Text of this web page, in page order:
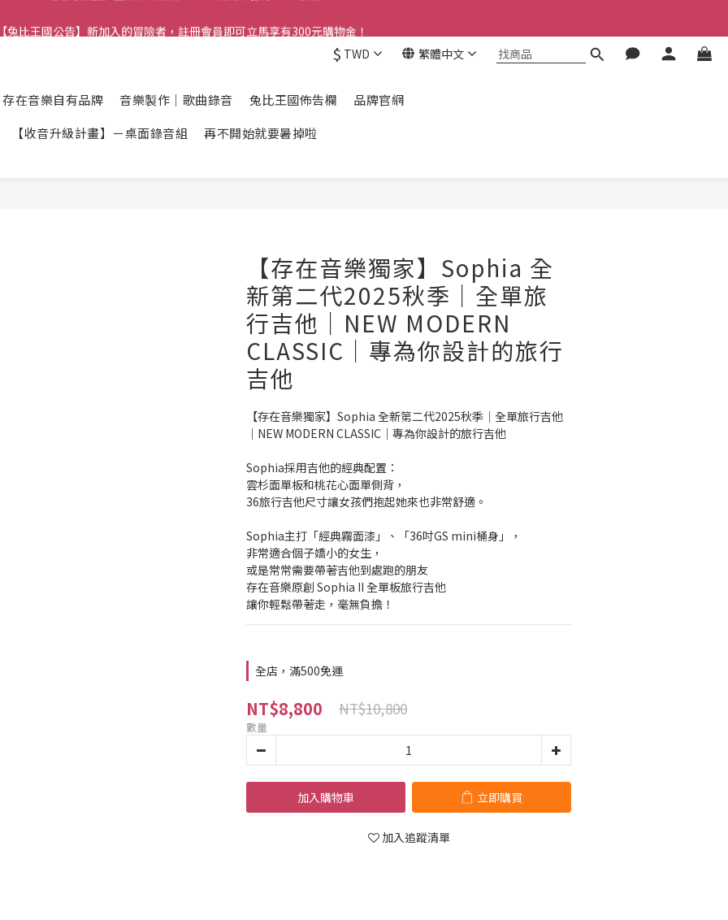
兔比王國公告】新加入的冒險者，註冊會員即可立馬享有300元購物金！
$ TWD 繁體中文
在音樂自有品牌 音樂製作｜歌曲錄音 兔比王國佈告欄
品牌官網
【收音升級計畫】－桌面錄音組
再不開始就要暑掉啦
【存在音樂獨家】Sophia 全
新第二代2025秋季｜全單旅
行吉他｜NEW MODERN
CLASSIC｜專為你設計的旅行
吉他
【存在音樂獨家】Sophia 全新第二代2025秋季｜全單旅行吉他
｜NEW MODERN CLASSIC｜專為你設計的旅行吉他
Sophia採用吉他的經典配置：
雲杉面單板和桃花心面單側背，
36旅行吉他尺寸讓女孩們抱起她來也非常舒適。
Sophia主打「經典霧面漆」、「36吋GS mini桶身」，
非常適合個子嬌小的女生，
或是常常需要帶著吉他到處跑的朋友
存在音樂原創 Sophia II 全單板旅行吉他
讓你輕鬆帶著走，毫無負擔！
全店，滿500免運
NT$8,800 NT$10,800
數量
加入購物車 立即購買
加入追蹤清單